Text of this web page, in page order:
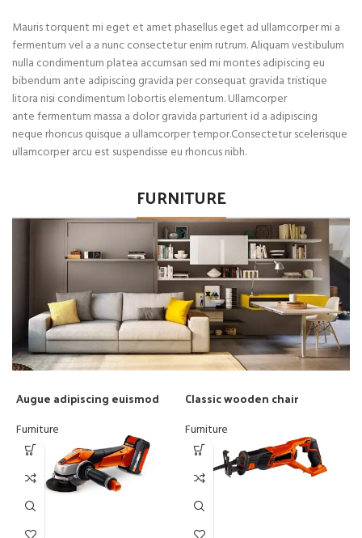
Mauris torquent mi eget et amet phasellus eget ad ullamcorper mi a
fermentum vel a a nunc consectetur enim rutrum. Aliquam vestibulum
nulla condimentum platea accumsan sed mi montes adipiscing eu
bibendum ante adipiscing gravida per consequat gravida tristique
litora nisi condimentum lobortis elementum. Ullamcorper
ante fermentum massa a dolor gravida parturient id a adipiscing
neque rhoncus quisque a ullamcorper tempor.Consectetur scelerisque
ullamcorper arcu est suspendisse eu rhoncus nibh.
FURNITURE
Augue adipiscing euismod
Furniture
Classic wooden chair
Furniture